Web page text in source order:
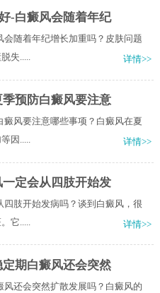
-白癜风会随着年纪
随着年纪增长加重吗？皮肤问题
失.....
详情>>
预防白癜风要注意
风要注意哪些事项？白癜风在夏
因.....
详情>>
定会从四肢开始发
肢开始发病吗？谈到白癜风，很
它.....
详情>>
期白癜风还会突然
还会突然扩散发展吗？白癜风的